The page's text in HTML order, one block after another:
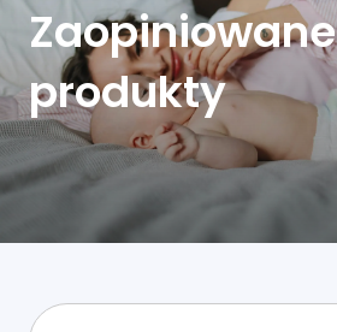
Zaopiniowane
produkty